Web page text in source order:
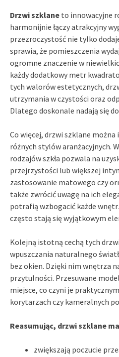
Drzwi szklane to innowacyjne
harmonijnie łączy atrakcyjny
przezroczystość nie tylko
sprawia, że pomieszczenia
ogromne znaczenie w
każdy dodatkowy metr
tych walorów estetycznych,
utrzymania w czystości oraz
Dlatego doskonale nadają się
Co więcej, drzwi szklane można
różnych stylów aranżacyjnych.
rodzajów szkła pozwala na
przejrzystości lub większej
zastosowanie matowego czy
także zwrócić uwagę na ich
potrafią wzbogacić każde
często stają się wyjątkowym
Kolejną istotną cechą tych
wpuszczania naturalnego
bez okien. Dzięki nim wnętrza
przytulności. Przesuwane
miejsce, co czyni je
korytarzach czy kameralnych
Reasumując, drzwi szklane
zwiększają poczucie